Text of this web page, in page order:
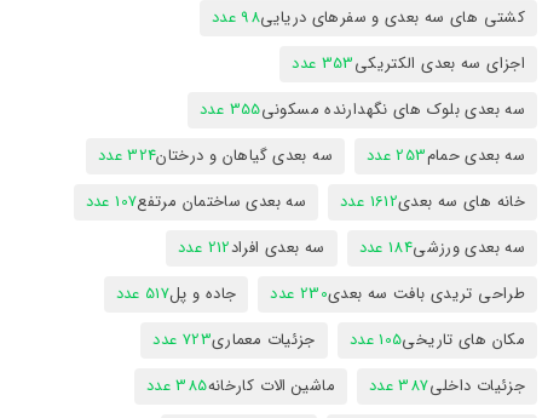
کشتی های سه بعدی و سفرهای دریایی98 عدد
اجزای سه بعدی الکتریکی353 عدد
سه بعدی بلوک های نگهدارنده مسکونی355 عدد
سه بعدی حمام253 عدد سه بعدی گیاهان و درختان324 عدد
خانه های سه بعدی1612 عدد سه بعدی ساختمان مرتفع107 عدد
سه بعدی ورزشی184 عدد سه بعدی افراد212 عدد
طراحی تریدی بافت سه بعدی230 عدد جاده و پل517 عدد
مکان های تاریخی105 عدد جزئیات معماری723 عدد
جزئیات داخلی387 عدد ماشین الات کارخانه385 عدد